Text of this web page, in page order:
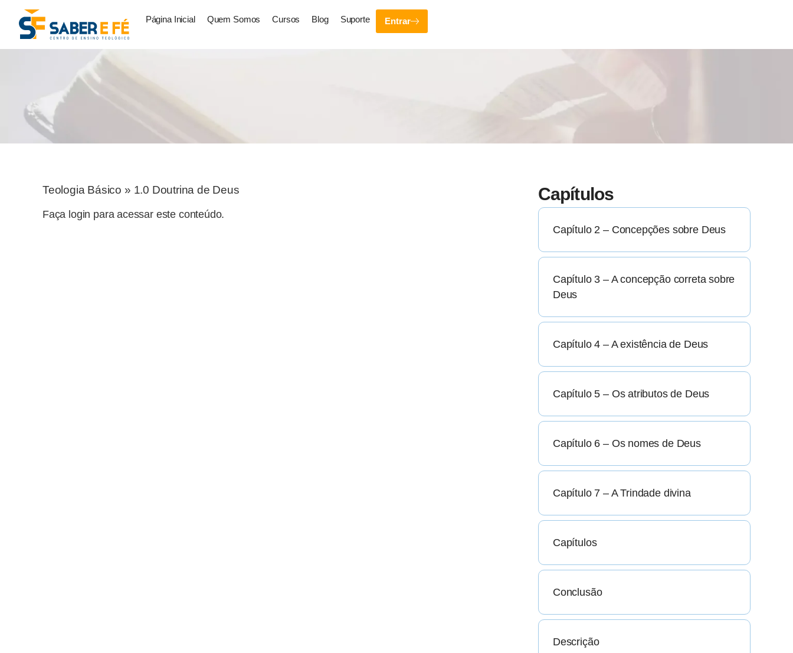
Página Inicial Quem Somos Cursos Blog Suporte Entrar
Teologia Básico » 1.0 Doutrina de Deus
Faça login para acessar este conteúdo.
Capítulos
Capítulo 2 – Concepções sobre Deus
Capítulo 3 – A concepção correta sobre
Deus
Capítulo 4 – A existência de Deus
Capítulo 5 – Os atributos de Deus
Capítulo 6 – Os nomes de Deus
Capítulo 7 – A Trindade divina
Capítulos
Conclusão
Descrição